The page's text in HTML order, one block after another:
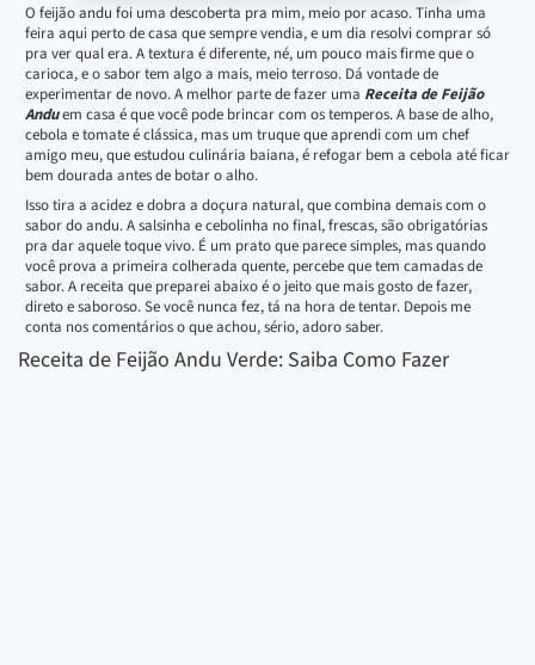
O feijão andu foi uma descoberta pra mim, meio por acaso. Tinha uma
feira aqui perto de casa que sempre vendia, e um dia resolvi comprar só
pra ver qual era. A textura é diferente, né, um pouco mais firme que o
carioca, e o sabor tem algo a mais, meio terroso. Dá vontade de
experimentar de novo. A melhor parte de fazer uma Receita de Feijão
Anduem casa é que você pode brincar com os temperos. A base de alho,
cebola e tomate é clássica, mas um truque que aprendi com um chef
amigo meu, que estudou culinária baiana, é refogar bem a cebola até ficar
bem dourada antes de botar o alho.
Isso tira a acidez e dobra a doçura natural, que combina demais com o
sabor do andu. A salsinha e cebolinha no final, frescas, são obrigatórias
pra dar aquele toque vivo. É um prato que parece simples, mas quando
você prova a primeira colherada quente, percebe que tem camadas de
sabor. A receita que preparei abaixo é o jeito que mais gosto de fazer,
direto e saboroso. Se você nunca fez, tá na hora de tentar. Depois me
conta nos comentários o que achou, sério, adoro saber.
Receita de Feijão Andu Verde: Saiba Como Fazer